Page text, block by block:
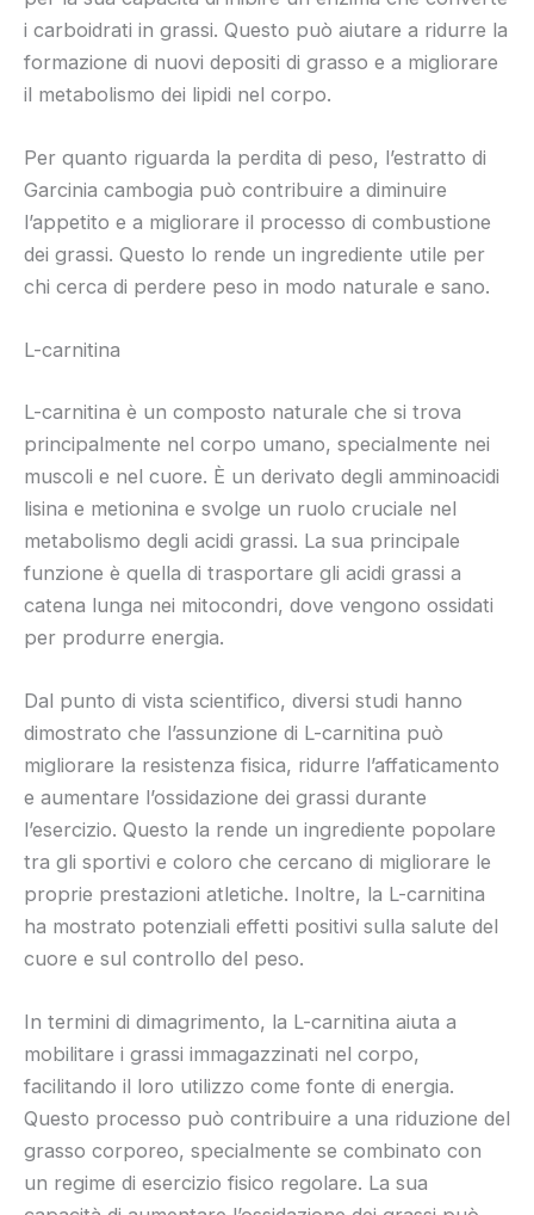
i carboidrati in grassi. Questo può aiutare a ridurre la
formazione di nuovi depositi di grasso e a migliorare
il metabolismo dei lipidi nel corpo.
Per quanto riguarda la perdita di peso, l’estratto di
Garcinia cambogia può contribuire a diminuire
l’appetito e a migliorare il processo di combustione
dei grassi. Questo lo rende un ingrediente utile per
chi cerca di perdere peso in modo naturale e sano.
L-carnitina
L-carnitina è un composto naturale che si trova
principalmente nel corpo umano, specialmente nei
muscoli e nel cuore. È un derivato degli amminoacidi
lisina e metionina e svolge un ruolo cruciale nel
metabolismo degli acidi grassi. La sua principale
funzione è quella di trasportare gli acidi grassi a
catena lunga nei mitocondri, dove vengono ossidati
per produrre energia.
Dal punto di vista scientifico, diversi studi hanno
dimostrato che l’assunzione di L-carnitina può
migliorare la resistenza fisica, ridurre l’affaticamento
e aumentare l’ossidazione dei grassi durante
l’esercizio. Questo la rende un ingrediente popolare
tra gli sportivi e coloro che cercano di migliorare le
proprie prestazioni atletiche. Inoltre, la L-carnitina
ha mostrato potenziali effetti positivi sulla salute del
cuore e sul controllo del peso.
In termini di dimagrimento, la L-carnitina aiuta a
mobilitare i grassi immagazzinati nel corpo,
facilitando il loro utilizzo come fonte di energia.
Questo processo può contribuire a una riduzione del
grasso corporeo, specialmente se combinato con
un regime di esercizio fisico regolare. La sua